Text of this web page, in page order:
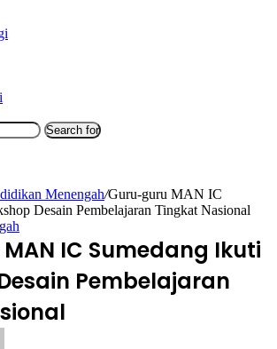
Search for
Menengah/Guru-guru MAN IC
Desain Pembelajaran Tingkat Nasional
IC Sumedang Ikuti
Pembelajaran